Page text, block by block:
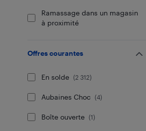
Ramassage dans un magasin
à proximité
Offres courantes
En solde (2 312)
Aubaines Choc (4)
Boîte ouverte (1)